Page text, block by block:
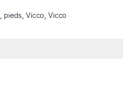
pieds Vicco Vicco